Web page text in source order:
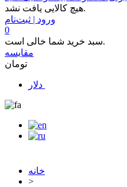
هیچ کالایی یافت نشد.
ورود | ثبت‌نام
0
سبد خرید شما خالی است.
مقایسه
خانه
>